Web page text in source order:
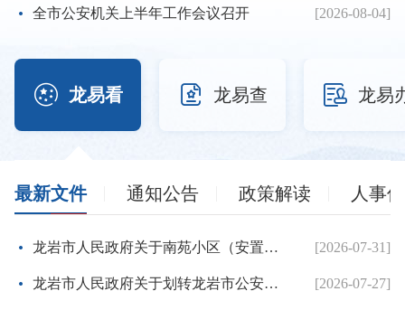
[2026-08-04]
全市公安机关上半年工作会议召开
 龙易看  龙易查  龙易
最新文件 通知公告 政策解读 人事
[2026-07-31]
龙岩市人民政府关于南苑小区（安置房）项目建设用地的批复
[2026-07-27]
龙岩市人民政府关于划转龙岩市公安局国有建设用地使用权的批复